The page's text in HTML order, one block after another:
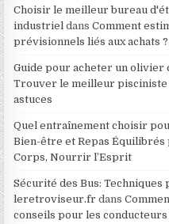
Choisir le meilleur bureau
industriel dansComment
prévisionnels liés aux achats ?
Guide pour acheter un olivier
Trouver le meilleur pisciniste
astuces
Quel entraînement choisir
Bien-être et Repas
Corps, Nourrir l’Esprit
Sécurité des Bus: Techniques
leretroviseur.fr dans
conseils pour les conducteurs